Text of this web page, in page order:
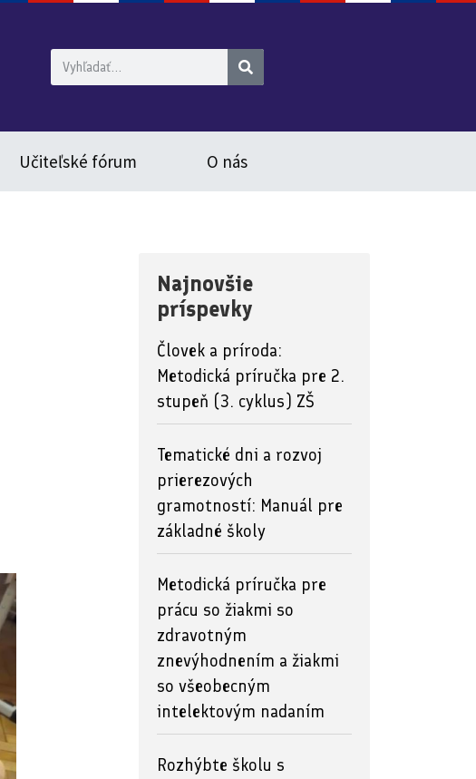
Učiteľské fórum O nás
Najnovšie
príspevky
Človek a príroda:
Metodická príručka pre 2.
stupeň (3. cyklus) ZŠ
Tematické dni a rozvoj
prierezových
gramotností: Manuál pre
základné školy
Metodická príručka pre
prácu so žiakmi so
zdravotným
znevýhodnením a žiakmi
so všeobecným
intelektovým nadaním
Rozhýbte školu s